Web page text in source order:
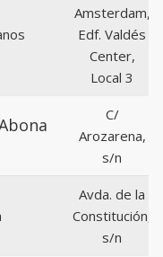
Amsterdam,
Edf. Valdés
Center,
Local 3
C/
Arozarena,
s/n
Avda. de la
Constitución,
s/n